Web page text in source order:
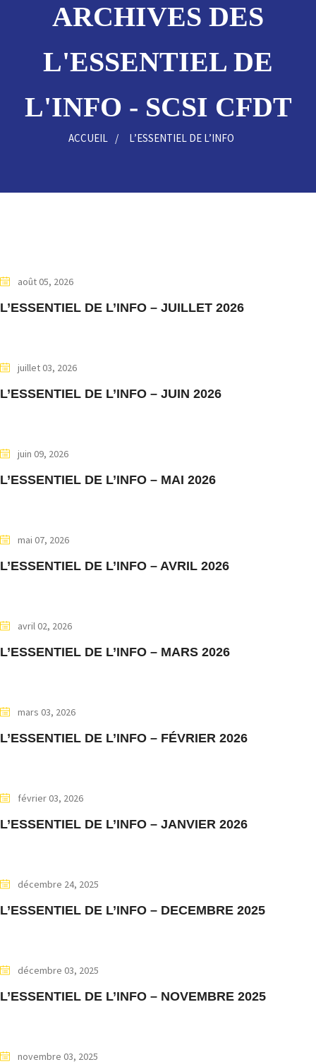
ARCHIVES DES
L'ESSENTIEL DE
L'INFO - SCSI CFDT
ACCUEIL L’ESSENTIEL DE L’INFO
août 05, 2026
L’ESSENTIEL DE L’INFO – JUILLET 2026
juillet 03, 2026
L’ESSENTIEL DE L’INFO – JUIN 2026
juin 09, 2026
L’ESSENTIEL DE L’INFO – MAI 2026
mai 07, 2026
L’ESSENTIEL DE L’INFO – AVRIL 2026
avril 02, 2026
L’ESSENTIEL DE L’INFO – MARS 2026
mars 03, 2026
L’ESSENTIEL DE L’INFO – FÉVRIER 2026
février 03, 2026
L’ESSENTIEL DE L’INFO – JANVIER 2026
décembre 24, 2025
L’ESSENTIEL DE L’INFO – DECEMBRE 2025
décembre 03, 2025
L’ESSENTIEL DE L’INFO – NOVEMBRE 2025
novembre 03, 2025